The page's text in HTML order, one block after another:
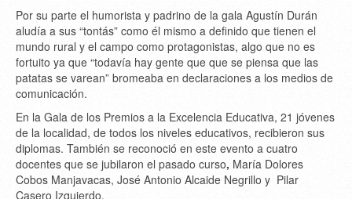
Por su parte el humorista y padrino de la gala Agustín Durán
aludía a sus “tontás” como él mismo a definido que tienen el
mundo rural y el campo como protagonistas, algo que no es
fortuito ya que “todavía hay gente que que se piensa que las
patatas se varean” bromeaba en declaraciones a los medios de
comunicación.
En la Gala de los Premios a la Excelencia Educativa, 21 jóvenes
de la localidad, de todos los niveles educativos, recibieron sus
diplomas. También se reconoció en este evento a cuatro
docentes que se jubilaron el pasado curso, María Dolores
Cobos Manjavacas, José Antonio Alcaide Negrillo y Pilar
Casero Izquierdo.